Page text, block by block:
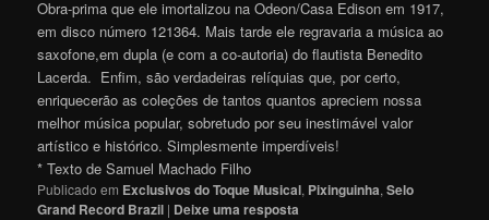
Obra-prima que ele imortalizou na Odeon/Casa Edison em 1917,
em disco número 121364. Mais tarde ele regravaria a música ao
saxofone,em dupla (e com a co-autoria) do flautista Benedito
Lacerda. Enfim, são verdadeiras relíquias que, por certo,
enriquecerão as coleções de tantos quantos apreciem nossa
melhor música popular, sobretudo por seu inestimável valor
artístico e histórico. Simplesmente imperdíveis!
* Texto de Samuel Machado Filho
Publicado em Exclusivos do Toque Musical, Pixinguinha,Selo
Grand Record Brazil | Deixe uma resposta